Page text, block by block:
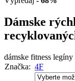
Dámske
dámske fitness
Značka: 4F